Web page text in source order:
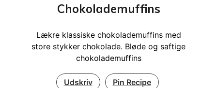
Chokolademuffins
Lækre klassiske chokolademuffins med
store stykker chokolade. Bløde og saftige
chokolademuffins
Udskriv Pin Recipe